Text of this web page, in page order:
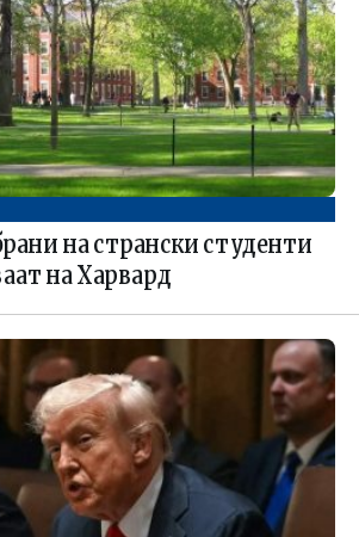
на странски студенти
на Харвард